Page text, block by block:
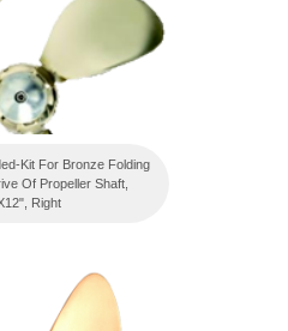
Kit For Bronze Folding
Of Propeller Shaft,
Right